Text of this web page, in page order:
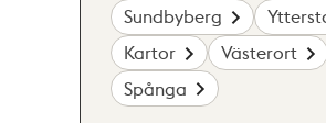
Sundbyberg
Kartor
Västerort
Spånga